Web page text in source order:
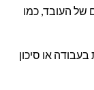
של העובד, כמו
או סיכון